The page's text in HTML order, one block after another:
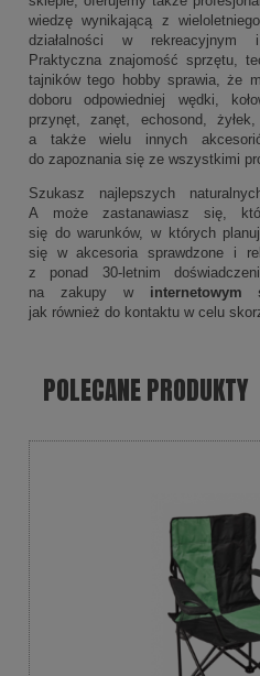
wiedzę wynikającą z
działalności w rekreacyjnym
Praktyczna znajomość sprzętu,
tajników tego hobby sprawia, że
doboru odpowiedniej wędki,
przynęt, zanęt, echosond,
a także wielu innych
do zapoznania się ze wszystkimi
Szukasz najlepszych
A może zastanawiasz się,
się do warunków, w których
się w akcesoria sprawdzone i
z ponad 30-letnim
na zakupy w internetowym
jak również do kontaktu w celu
POLECANE PRODUKTY